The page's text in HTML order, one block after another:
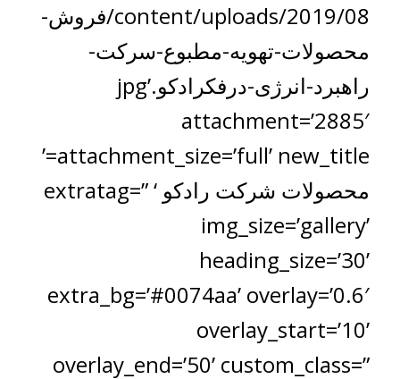
content/uploads/2019/08/فروش-
محصولات-تهویه-مطبوع-سرکت-
راهبرد-انرژی-درفکرادکو.jpg’
attachment=’2885′
attachment_size=’full’ new_title=’
محصولات شرکت رادکو ‘ extratag=”
img_size=’gallery’
heading_size=’30’
extra_bg=’#0074aa’ overlay=’0.6′
overlay_start=’10’
overlay_end=’50’ custom_class=”